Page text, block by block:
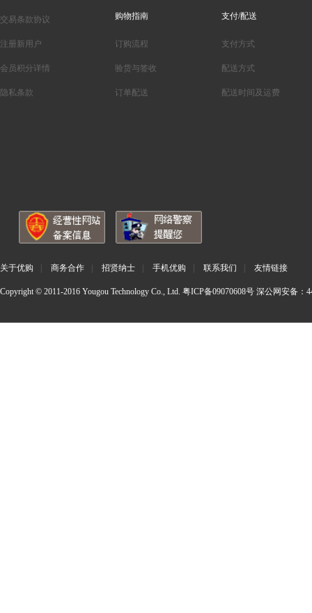
交易条款协议
注册新用户
会员积分详情
隐私条款
购物指南
订购流程
验货与签收
订单配送
支付/配送
支付方式
配送方式
配送时间及运费
关于优购 商务合作 招贤纳士 手机优购 联系我们 友情链接
Copyright © 2011-2016 Yougou Technology Co., Ltd. 粤ICP备09070608号 深公网安备：